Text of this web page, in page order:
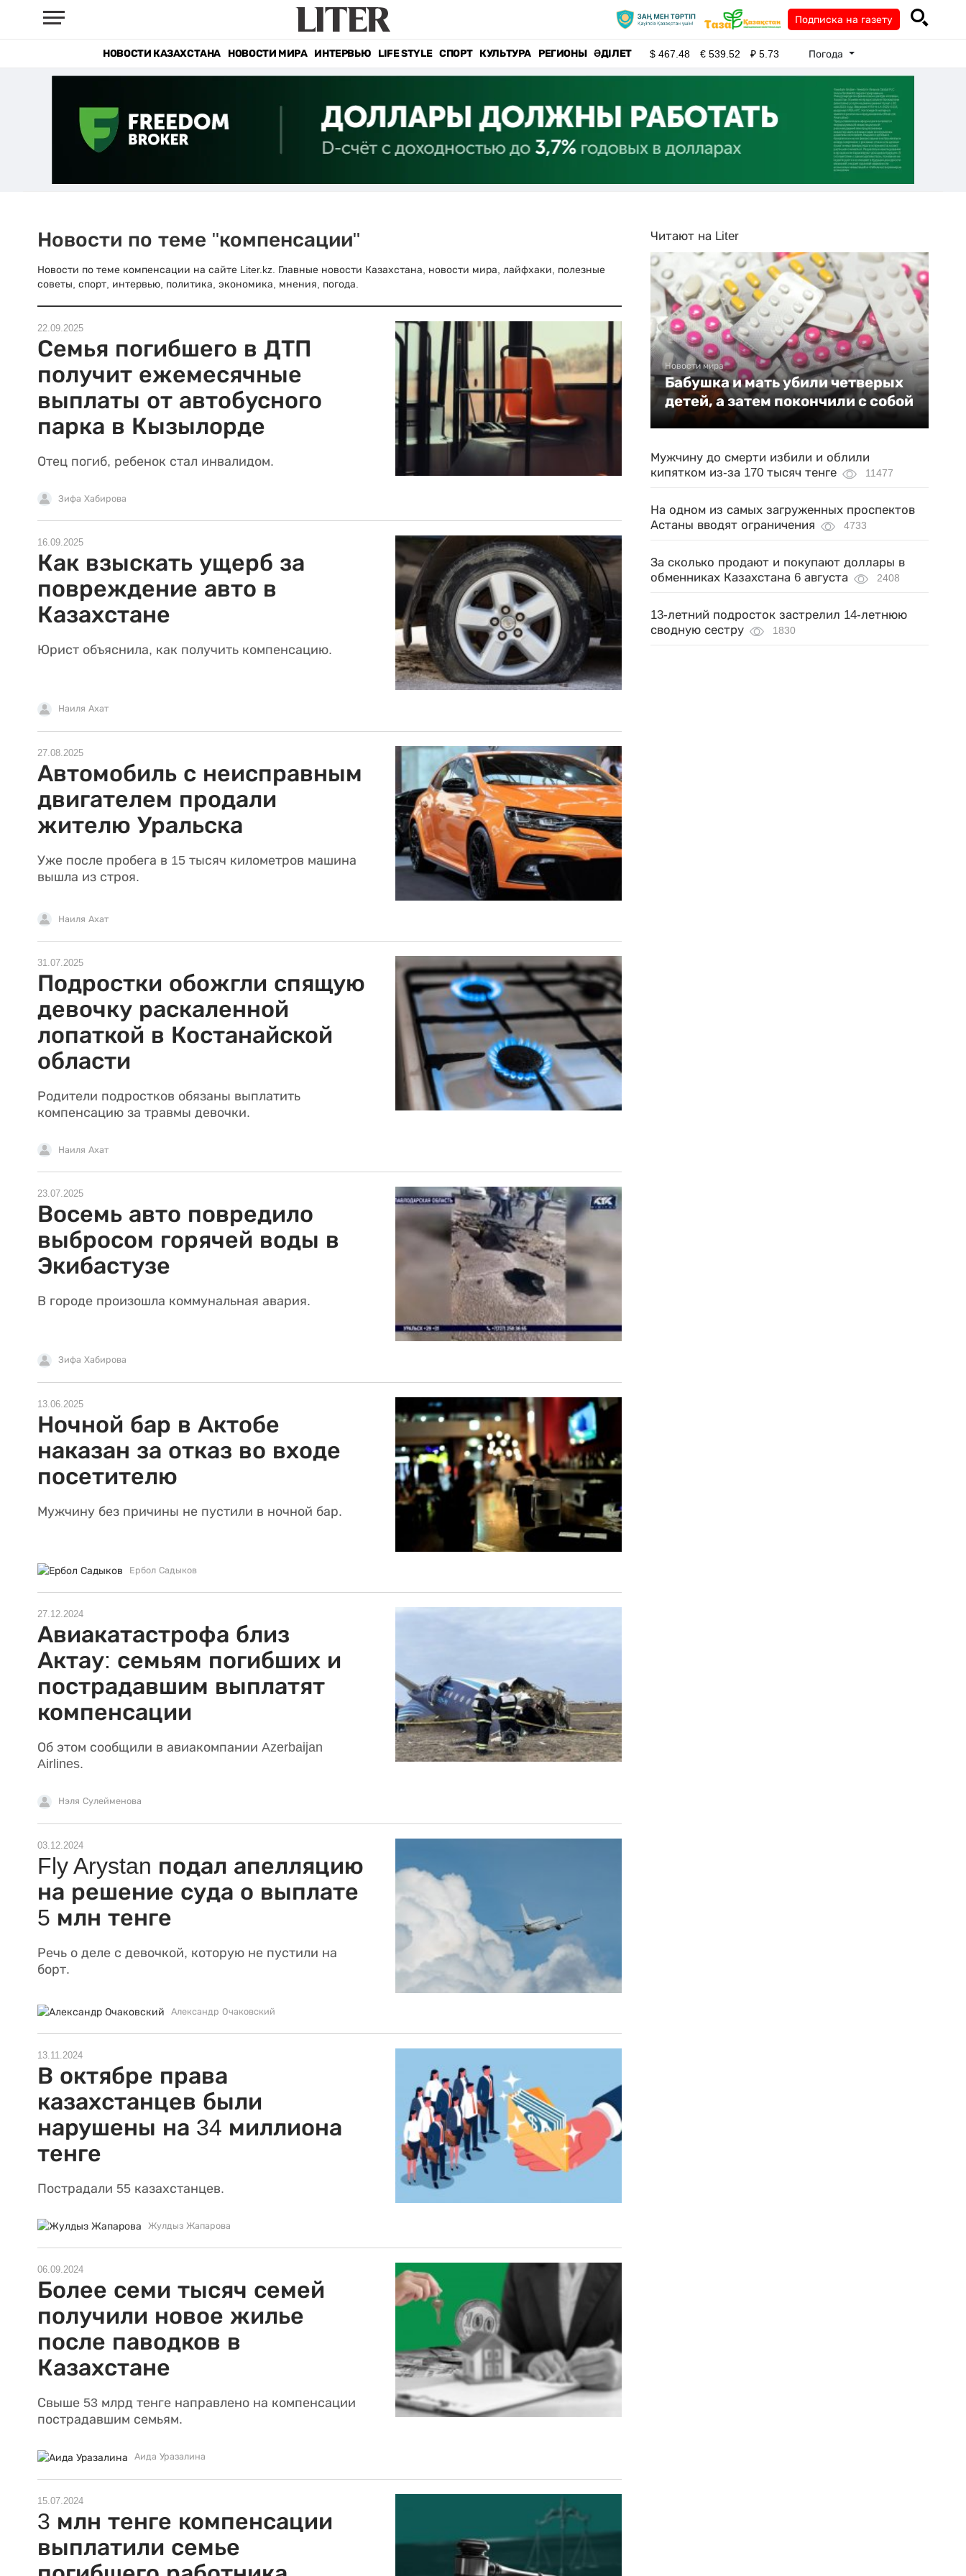
Подписка на газету
НОВОСТИ КАЗАХСТАНА НОВОСТИ МИРА ИНТЕРВЬЮ LIFE STYLE СПОРТ КУЛЬТУРА РЕГИОНЫ ӘДІЛЕТ $467.48 €539.52 ₽5.73 Погода
Новости по теме "компенсации"
Новости по теме компенсации на сайте Liter.kz. Главные новости Казахстана, новости мира, лайфхаки, полезные
советы, спорт, интервью, политика, экономика, мнения, погода.
22.09.2025
Семья погибшего в ДТП
получит ежемесячные
выплаты от автобусного
парка в Кызылорде
Отец погиб, ребенок стал инвалидом.
Зифа Хабирова
16.09.2025
Как взыскать ущерб за
повреждение авто в
Казахстане
Юрист объяснила, как получить компенсацию.
Наиля Ахат
27.08.2025
Автомобиль с неисправным
двигателем продали
жителю Уральска
Уже после пробега в 15 тысяч километров машина
вышла из строя.
Наиля Ахат
31.07.2025
Подростки обожгли спящую
девочку раскаленной
лопаткой в Костанайской
области
Родители подростков обязаны выплатить
компенсацию за травмы девочки.
Наиля Ахат
23.07.2025
Восемь авто повредило
выбросом горячей воды в
Экибастузе
В городе произошла коммунальная авария.
Зифа Хабирова
13.06.2025
Ночной бар в Актобе
наказан за отказ во входе
посетителю
Мужчину без причины не пустили в ночной бар.
Ербол Садыков
27.12.2024
Авиакатастрофа близ
Актау: семьям погибших и
пострадавшим выплатят
компенсации
Об этом сообщили в авиакомпании Azerbaijan
Airlines.
Нэля Сулейменова
03.12.2024
Fly Arystan подал апелляцию
на решение суда о выплате
5 млн тенге
Речь о деле с девочкой, которую не пустили на
борт.
Александр Очаковский
13.11.2024
В октябре права
казахстанцев были
нарушены на 34 миллиона
тенге
Пострадали 55 казахстанцев.
Жулдыз Жапарова
06.09.2024
Более семи тысяч семей
получили новое жилье
после паводков в
Казахстане
Свыше 53 млрд тенге направлено на компенсации
пострадавшим семьям.
Аида Уразалина
15.07.2024
3 млн тенге компенсации
выплатили семье
Читают на Liter
Новости мира
Бабушка и мать убили четверых
детей, а затем покончили с собой
Мужчину до смерти избили и облили
кипятком из-за 170 тысяч тенге
11477
На одном из самых загруженных проспектов
Астаны вводят ограничения
4733
За сколько продают и покупают доллары в
обменниках Казахстана 6 августа
2408
13-летний подросток застрелил 14-летнюю
сводную сестру
1830